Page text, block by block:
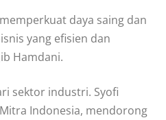
daya saing dan
yang efisien dan
Hamdani.
sektor industri. Syofi
Mitra Indonesia, mendorong